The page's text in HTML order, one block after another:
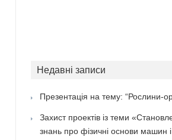
Недавні записи
Презентація на тему: “Рослини-
Захист проектів із теми
знань про фізичні основи машин і